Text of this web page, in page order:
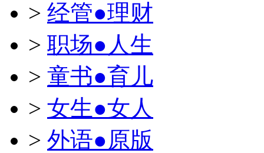
> 经管●理财
> 职场●人生
> 童书●育儿
> 女生●女人
> 外语●原版